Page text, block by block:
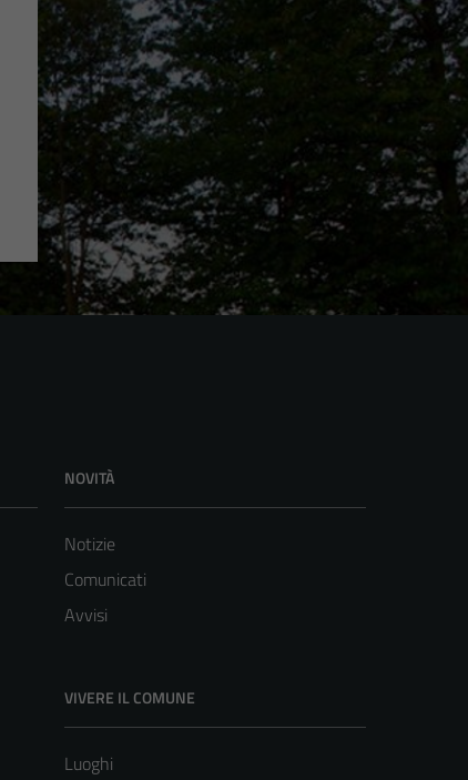
NOVITÀ
Notizie
Comunicati
Avvisi
VIVERE IL COMUNE
Luoghi